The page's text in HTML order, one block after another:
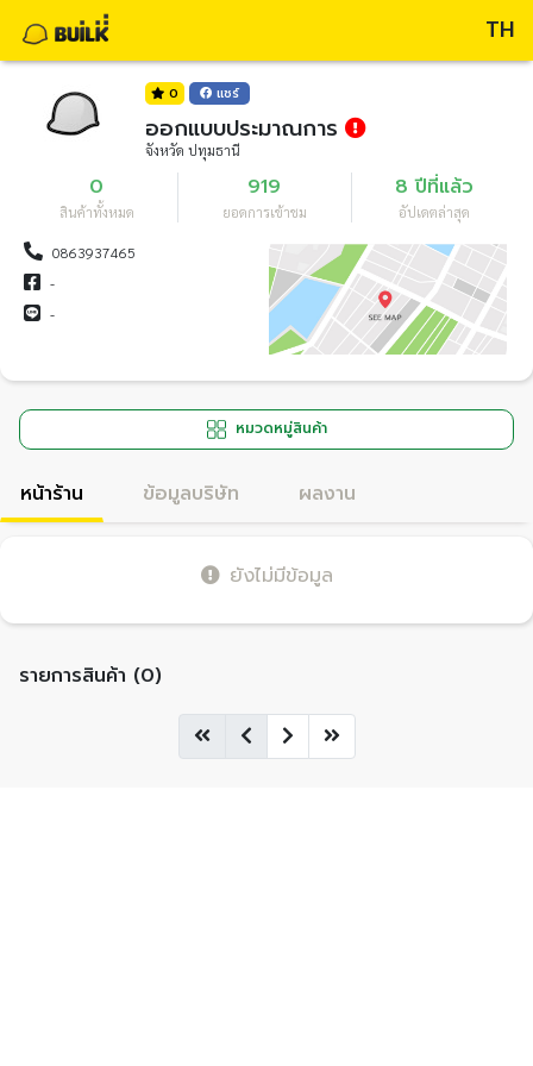
TH
0 แชร์
ออกแบบประมาณการ
จังหวัด ปทุมธานี
0
สินค้าทั้งหมด
919
ยอดการเข้าชม
8 ปีที่แล้ว
อัปเดตล่าสุด
0863937465
-
-
หมวดหมู่สินค้า
หน้าร้าน ข้อมูลบริษัท ผลงาน
ยังไม่มีข้อมูล
รายการสินค้า (0)